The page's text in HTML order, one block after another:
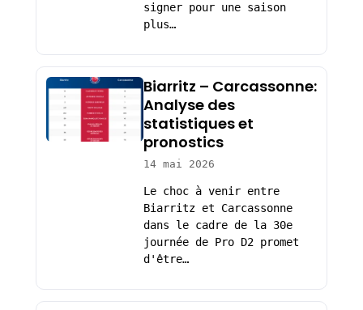
signer pour une saison
plus…
Biarritz – Carcassonne:
Analyse des
statistiques et
pronostics
14 mai 2026
Le choc à venir entre
Biarritz et Carcassonne
dans le cadre de la 30e
journée de Pro D2 promet
d'être…